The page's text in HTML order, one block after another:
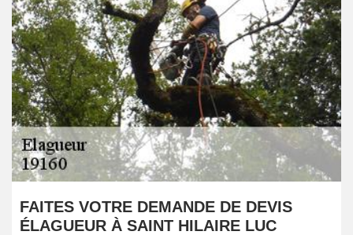
FAITES VOTRE DEMANDE DE DEVIS
ÉLAGUEUR À SAINT HILAIRE LUC